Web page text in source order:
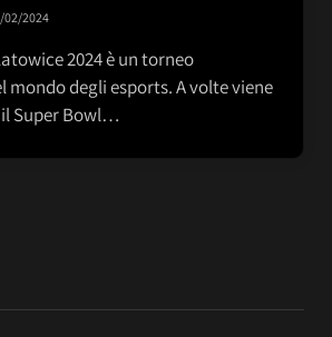
02/2024
2024 è un torneo
mondo degli esports. A volte viene
Super Bowl…